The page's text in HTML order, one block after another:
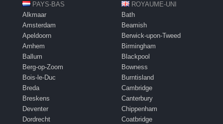
PAYS-BAS
Alkmaar
Amsterdam
Apeldoorn
Arnhem
Ballum
Berg-op-Zoom
Bois-le-Duc
Breda
Breskens
Deventer
Dordrecht
ROYAUME-UNI
Bath
Beamish
Berwick-upon-Tweed
Birmingham
Blackpool
Bowness
Burntisland
Cambridge
Canterbury
Chippenham
Coatbridge